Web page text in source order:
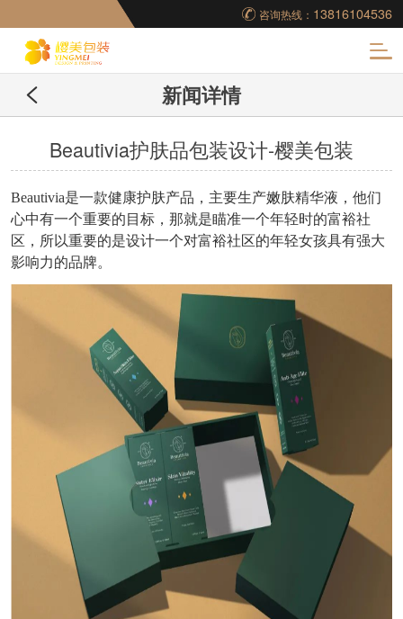
咨询热线： 13816104536
妆品包装盒工厂,高档
包装盒定制,创意包装
盒设计,包装盒制作
新闻详情
Beautivia护肤品包装设计-樱美包装
Beautivia是一款健康护肤产品，主要生产嫩肤精华液，他们
心中有一个重要的目标，那就是瞄准一个年轻时的富裕社
区，所以重要的是设计一个对富裕社区的年轻女孩具有强大
影响力的品牌。